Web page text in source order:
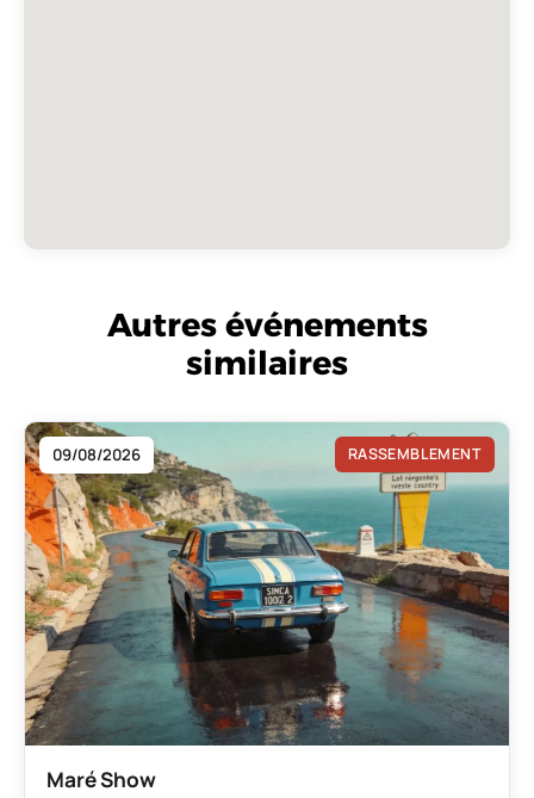
Autres événements
similaires
09/08/2026 RASSEMBLEMENT
Maré Show